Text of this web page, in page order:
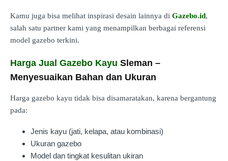
Kamu juga bisa melihat inspirasi desain lainnya di Gazebo.id,
salah satu partner kami yang menampilkan berbagai referensi
model gazebo terkini.
Harga Jual Gazebo Kayu Sleman –
Menyesuaikan Bahan dan Ukuran
Harga gazebo kayu tidak bisa disamaratakan, karena bergantung
pada:
Jenis kayu (jati, kelapa, atau kombinasi)
Ukuran gazebo
Model dan tingkat kesulitan ukiran